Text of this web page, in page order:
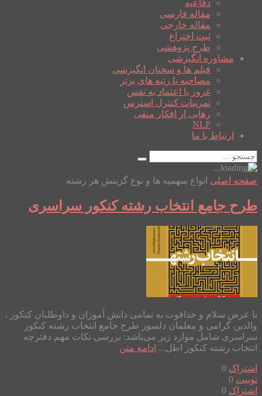
دفاعیه
مقاله فارسی
مقاله خارجی
ثبت اختراع
طرح پژوهشی
مشاوره انگیزشی
فیلم ها و سخنان انگیزشی
مصاحبه با رتبه های برتر
غرور یا اعتماد به نفس
تمرینات کنترل استرس
رهایی از افکار منفی
NLP
ارتباط با ما
صفحه اصلی انواع سهمیه ها و نوع گزینش هر رشته
طرح جامع انتخاب رشته کنکور سراسری
با عرض سلام و خداقوت به تمامی دانش آموزان و داوطلبان کنکور ،
والدین گرامی و معلمان دلسوز طرح جامع انتخاب رشته کنکور
سراسری شامل موارد زیر می‌باشد: بررسی نکات مهم دفترچه
انتخاب رشته کنکور اطل... ادامه متن
اشتراک 0
توییت 0
اشتراک 0